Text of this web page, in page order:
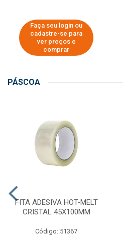
Faça seu login ou
cadastre-se para
ver preços e
comprar
PÁSCOA
FITA ADESIVA HOT-MELT
CRISTAL 45X100MM
Código: 51367